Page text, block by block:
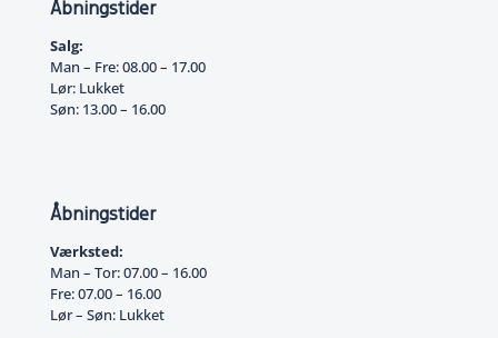
Åbningstider
Salg:
Man – Fre: 08.00 – 17.00
Lør: Lukket
Søn: 13.00 – 16.00
Åbningstider
Værksted:
Man – Tor: 07.00 – 16.00
Fre: 07.00 – 16.00
Lør – Søn: Lukket